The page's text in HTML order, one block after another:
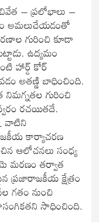
– ప్రలోభాలు –
అమలుచేయడంతో
గురించి కూడా
ఉద్యమం
హార్డ్ కోర్
అతణ్ణి బాధించింది.
గురించి
రచయితదే.
వాటిని
కార్యాచరణ
ఆలోచనలు సంధ్య
మరణం తర్వాత
క్షేత్రం
గతం నుంచి
సాధించింది.